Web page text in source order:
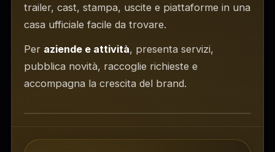
trailer, cast, stampa, uscite e piattaforme in una
casa ufficiale facile da trovare.
Per aziende e attività, presenta servizi,
pubblica novità, raccoglie richieste e
accompagna la crescita del brand.
Area clienti DOMIA per siti e